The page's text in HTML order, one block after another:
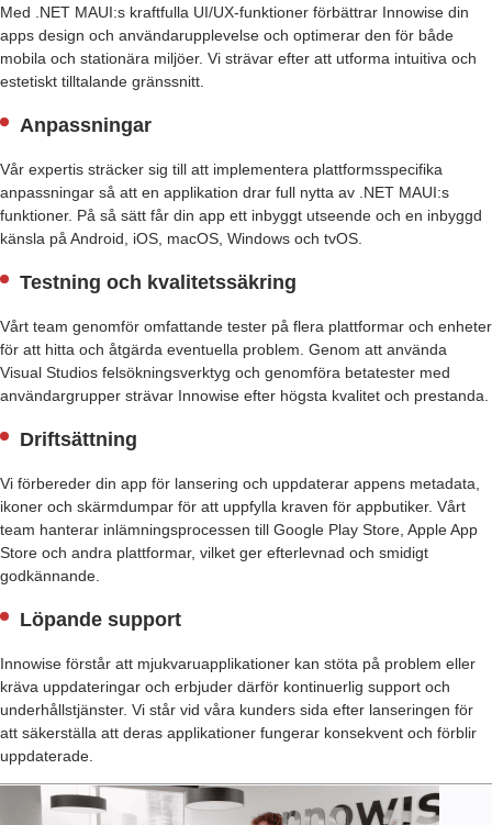
Med .NET MAUI:s kraftfulla UI/UX-funktioner förbättrar Innowise din
apps design och användarupplevelse och optimerar den för både
mobila och stationära miljöer. Vi strävar efter att utforma intuitiva och
estetiskt tilltalande gränssnitt.
Anpassningar
Vår expertis sträcker sig till att implementera plattformsspecifika
anpassningar så att en applikation drar full nytta av .NET MAUI:s
funktioner. På så sätt får din app ett inbyggt utseende och en inbyggd
känsla på Android, iOS, macOS, Windows och tvOS.
Testning och kvalitetssäkring
Vårt team genomför omfattande tester på flera plattformar och enheter
för att hitta och åtgärda eventuella problem. Genom att använda
Visual Studios felsökningsverktyg och genomföra betatester med
användargrupper strävar Innowise efter högsta kvalitet och prestanda.
Driftsättning
Vi förbereder din app för lansering och uppdaterar appens metadata,
ikoner och skärmdumpar för att uppfylla kraven för appbutiker. Vårt
team hanterar inlämningsprocessen till Google Play Store, Apple App
Store och andra plattformar, vilket ger efterlevnad och smidigt
godkännande.
Löpande support
Innowise förstår att mjukvaruapplikationer kan stöta på problem eller
kräva uppdateringar och erbjuder därför kontinuerlig support och
underhållstjänster. Vi står vid våra kunders sida efter lanseringen för
att säkerställa att deras applikationer fungerar konsekvent och förblir
uppdaterade.